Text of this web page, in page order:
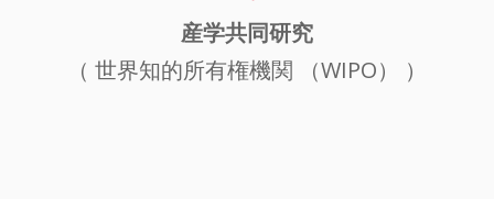
産学共同研究
（ 世界知的所有権機関 （WIPO） ）